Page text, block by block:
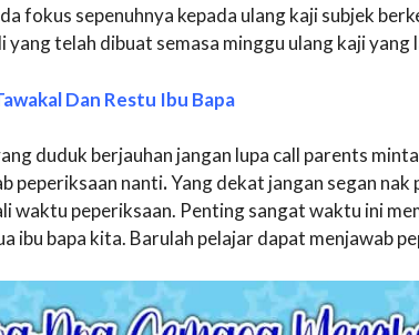
fokus sepenuhnya kepada ulang kaji subjek
yang telah dibuat semasa minggu ulang kaji
Dan Restu Ibu Bapa
duduk berjauhan jangan lupa call parents
peperiksaan nanti.Yang dekat jangan segan
waktu peperiksaan. Penting sangat waktu ini
ibu bapa kita. Barulah pelajar dapat menjawab